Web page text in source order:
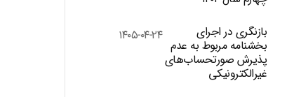
بازنگری در اجرای
بخشنامه مربوط به عدم
پذیرش صورتحساب‌های
غیرالکترونیکی
۱۴۰۵-۰۴-۲۴